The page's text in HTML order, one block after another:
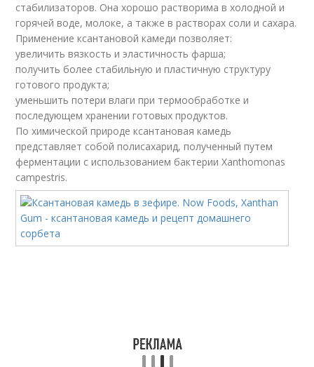
стабилизаторов. Она хорошо растворима в холодной и
горячей воде, молоке, а также в растворах соли и сахара.
Применение ксантановой камеди позволяет:
увеличить вязкость и эластичность фарша;
получить более стабильную и пластичную структуру
готового продукта;
уменьшить потери влаги при термообработке и
последующем хранении готовых продуктов.
По химической природе ксантановая камедь
представляет собой полисахарид, полученный путем
ферментации с использованием бактерии Xanthomonas
campestris.